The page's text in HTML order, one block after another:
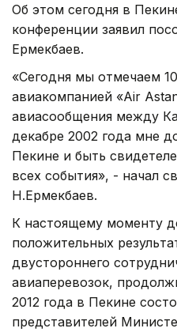
Об этом сегодня в
конференции заявил
Ермекбаев.
«Сегодня мы отмечаем
авиакомпанией «Air
авиасообщения между
декабре 2002 года мне
Пекине и быть
всех события», - начал
Н.Ермекбаев.
К настоящему моменту
положительных
двустороннего
авиаперевозок,
2012 года в Пекине
представителей